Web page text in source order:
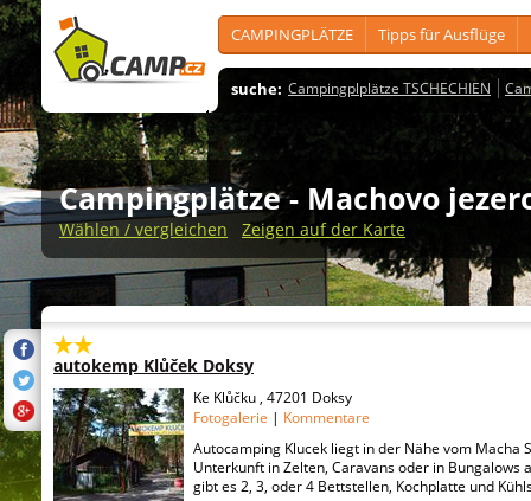
CAMPINGPLÄTZE Tipps für Ausflüge
suche: Campingplplätze TSCHECHIEN
Campingplätze - Machovo
Wählen / vergleichen Zeigen auf der Karte
autokemp Klůček Doksy
Ke Klůčku , 47201 Doksy
Fotogalerie | Kommentare
Autocamping Klucek liegt in der Nähe vom Macha
Unterkunft in Zelten, Caravans oder in Bungalows
gibt es 2, 3, oder 4 Bettstellen, Kochplatte und